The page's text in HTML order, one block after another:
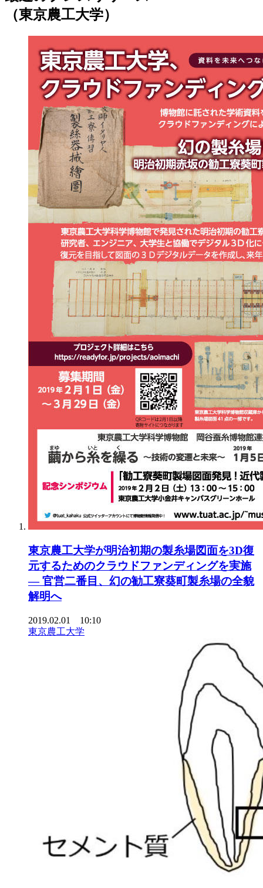
（東京農工大学）
東京農工大学が明治初期の製糸場図面を3D復
元するためのクラウドファンディングを実施
— 官営二番目、幻の勧工寮葵町製糸場の全貌
解明へ
2019.02.01 10:10
東京農工大学